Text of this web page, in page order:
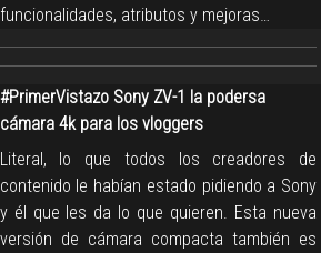
funcionalidades, atributos y mejoras…
#PrimerVistazo Sony ZV-1 la podersa
cámara 4k para los vloggers
Literal, lo que todos los creadores de
contenido le habían estado pidiendo a Sony
y él que les da lo que quieren. Esta nueva
versión de cámara compacta también es